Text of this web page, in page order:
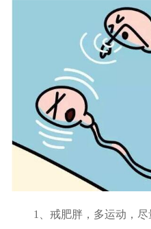
1、戒肥胖，多运动，尽